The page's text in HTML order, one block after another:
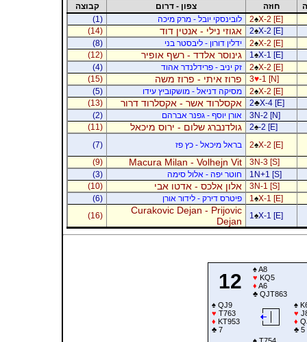
חוזה צפון - דרום
קבוצה
2♠X-2 [E] לובינסקי יובל - מרק מיכה
(1)
2♠X-2 [E] אגוזי נילי - אנטין דוד
(14)
2♠X-2 [E] ידלין דורון - ליבסטר בני
(8)
1 ♠X-1 [E] גינוסר אלדד - רשף אופיר
(12)
2♠X-2 [E] זק יניב - פרידלנדר אהוד
(4)
3♥-1 [N] פרוז איתי - פרוז משה
(15)
2♠X-2 [E] מסיקה דניאל - מושקוביץ עידו
(5)
2♣X-4 [E] אקסלרוד אשר - אקסלרוד דרור
(13)
3N-2 [N]
אורן יוסף - גפנר אברהם
(2)
2♠-2 [E] גולדנברג שלום - ירוס מיכאל
(11)
2♠X-2 [E] בראל מיכאל - כץ פז
(7)
3N-3 [S]
Macura Milan - Volhejn Vit
(9)
1N+1 [S]
חוטר יפה - אלול סימה
(3)
3N-1 [S]
אלון אלכס - אדטו אבי
(10)
1 ♠X-1 [E] פיטרס דירק - לידור אורן
(6)
1 ♠X-1 [E]
Curakovic Dejan - Prijovic
Dejan
(16)
12
♠A8
♥ KQ5
♦ A6
♣QJT863
♠QJ9
♥ T763
♦ KT953
♣7
♠
♥
♦
♣5